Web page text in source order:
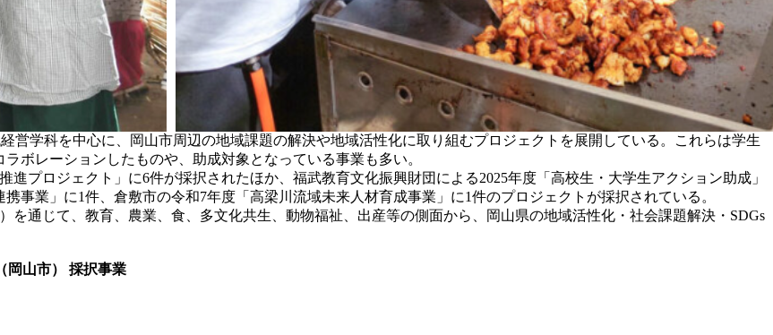
営学科を中心に、岡山市周辺の地域課題の解決や地域活性化に取り組むプロジェクトを展開している。これらは学生
ボレーションしたものや、助成対象となっている事業も多い。
プロジェクト」に6件が採択されたほか、福武教育文化振興財団による2025年度「高校生・大学生アクション助成」
事業」に1件、倉敷市の令和7年度「高梁川流域未来人材育成事業」に1件のプロジェクトが採択されている。
通じて、教育、農業、食、多文化共生、動物福祉、出産等の側面から、岡山県の地域活性化・社会課題解決・SDGs
岡山市） 採択事業